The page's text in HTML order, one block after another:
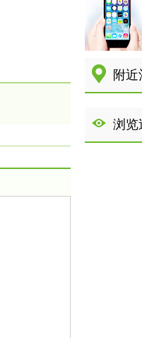
附
浏览